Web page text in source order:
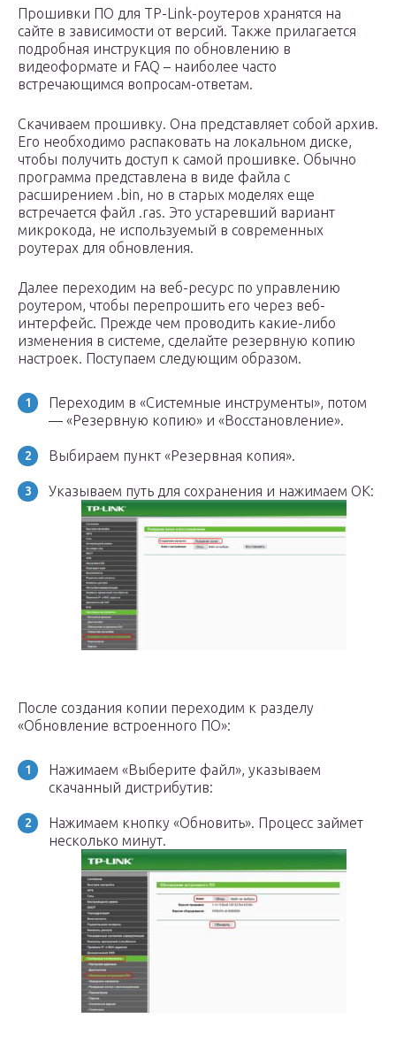
Прошивки ПО для TP-Link-роутеров хранятся на
сайте в зависимости от версий. Также прилагается
подробная инструкция по обновлению в
видеоформате и FAQ – наиболее часто
встречающимся вопросам-ответам.
Скачиваем прошивку. Она представляет собой архив.
Его необходимо распаковать на локальном диске,
чтобы получить доступ к самой прошивке. Обычно
программа представлена в виде файла с
расширением .bin, но в старых моделях еще
встречается файл .ras. Это устаревший вариант
микрокода, не используемый в современных
роутерах для обновления.
Далее переходим на веб-ресурс по управлению
роутером, чтобы перепрошить его через веб-
интерфейс. Прежде чем проводить какие-либо
изменения в системе, сделайте резервную копию
настроек. Поступаем следующим образом.
Переходим в «Системные инструменты», потом
— «Резервную копию» и «Восстановление».
Выбираем пункт «Резервная копия».
Указываем путь для сохранения и нажимаем ОК:
После создания копии переходим к разделу
«Обновление встроенного ПО»:
Нажимаем «Выберите файл», указываем
скачанный дистрибутив:
Нажимаем кнопку «Обновить». Процесс займет
несколько минут.